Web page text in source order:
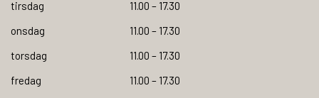
tirsdag
11.00 – 17.30
onsdag
11.00 – 17.30
torsdag
11.00 – 17.30
fredag
11.00 – 17.30